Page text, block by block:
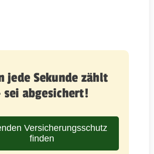
jede Sekunde zählt
sei abgesichert!
Versicherungsschutz
finden